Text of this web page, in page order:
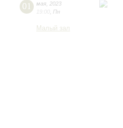
01 мая 2023
19:00 Пн
Малый зал